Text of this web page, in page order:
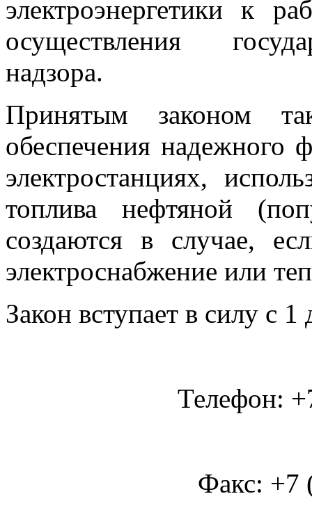
электроэнергетики к
осуществления
надзора.
Принятым законом
обеспечения надежного
электростанциях,
топлива нефтяной
создаются в случае,
электроснабжение или
Закон вступает в силу с 1
Телефон:
Факс: +7